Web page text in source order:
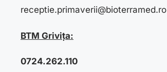
receptie.primaverii@bioterramed.ro
BTM Grivița:
0724.262.110